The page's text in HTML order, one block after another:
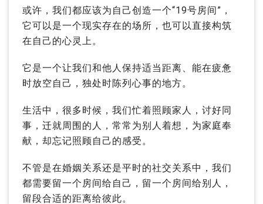
或许，我们都应该为自己创造一个“19号房间”，
它可以是一个现实存在的场所，也可以直接构筑
在自己的心灵上。
它是一个让我们和他人保持适当距离、能在疲惫
时放空自己，独处时陈列心事的地方。
生活中，很多时候，我们忙着照顾家人，讨好同
事，迁就周围的人，常常为别人着想，为家庭奉
献，却忘记照顾自己的感受。
不管是在婚姻关系还是平时的社交关系中，我们
都需要留一个房间给自己，留一个房间给别人，
留段合适的距离给彼此。